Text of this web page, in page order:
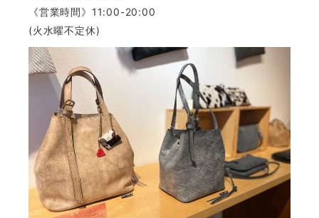
《営業時間》11:00-20:00
(火水曜不定休)